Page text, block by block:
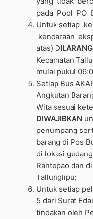
pada Pool PO
Untuk setiap
kendaraan
atas) DILARANG
Kecamatan
mulai pukul
Setiap Bus
Angkutan
Wita sesuai
DIWAJIBKAN
penumpang
barang di Pos
di lokasi
Rantepao dan
Tallunglipu;
Untuk setiap
5 dari Surat
tindakan oleh